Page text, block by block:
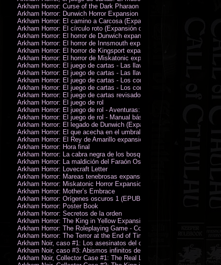
Arkham Horror: Curse of the Dark Pharaon Expansion
Arkham Horror: Dunwich Horror Expansion
Arkham Horror: El camino a Carcosa (Expansión de investigadores)
Arkham Horror: El círculo roto (Expansión de investigadores)
Arkham Horror: El horror de Dunwich expansión
Arkham Horror: El horror de Innsmouth expansión
Arkham Horror: El horror de Kingsport expansión
Arkham Horror: El horror de Miskatonic expansión
Arkham Horror: El juego de cartas - Las llaves escarlata - Campaña
Arkham Horror: El juego de cartas - Las llaves escarlata -
Arkham Horror: El juego de cartas - Los confines de la tierra -
Arkham Horror: El juego de cartas - Los confines de la tierra -
Arkham Horror: El juego de cartas revisado
Arkham Horror: El juego de rol
Arkham Horror: El juego de rol - Aventuras: Misterios de Arkham
Arkham Horror: El juego de rol - Manual básico
Arkham Horror: El legado de Dunwich (Expansión de investigadores)
Arkham Horror: El que acecha en el umbral expansión
Arkham Horror: El Rey de Amarillo expansión
Arkham Horror: Hora final
Arkham Horror: La cabra negra de los bosques expansión
Arkham Horror: La maldición del Faraón Oscuro expansión (revisada)
Arkham Horror: Lovecraft Letter
Arkham Horror: Mareas tenebrosas expansión
Arkham Horror: Miskatonic Horror Expansion
Arkham Horror: Mother’s Embrace
Arkham Horror: Orígenes oscuros 1 (EPUB)
Arkham Horror: Poster Book
Arkham Horror: Secretos de la orden
Arkham Horror: The King in Yellow Expansion
Arkham Horror: The Roleplaying Game - Core Rulebook (PDF)
Arkham Horror: The Terror at the End of Time
Arkham Noir, caso #1: Los asesinatos del culto de la bruja
Arkham Noir, caso #3: Abismos infinitos de oscuridad
Arkham Noir, Collector Case #1: The Real Leeds